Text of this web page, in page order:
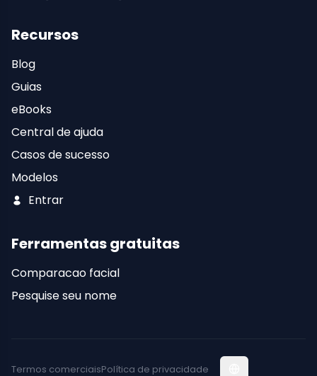
Recursos
Blog
Guias
eBooks
Central de ajuda
Casos de sucesso
Modelos
Entrar
Ferramentas gratuitas
Comparacao facial
Pesquise seu nome
Termos comerciaisPolítica de privacidade